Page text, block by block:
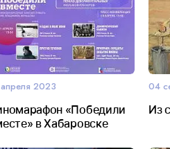
2023
«Победили
в Хабаровске
04
Из